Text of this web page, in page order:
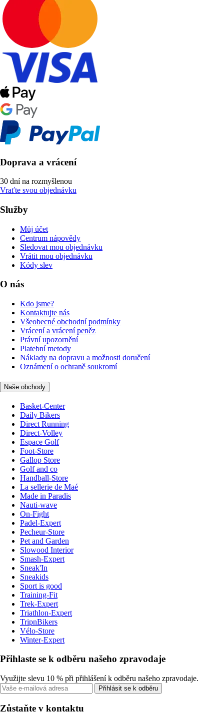
Doprava a vrácení
30 dní na rozmyšlenou
Vraťte svou objednávku
Služby
Můj účet
Centrum nápovědy
Sledovat mou objednávku
Vrátit mou objednávku
Kódy slev
O nás
Kdo jsme?
Kontaktujte nás
Všeobecné obchodní podmínky
Vrácení a vrácení peněz
Právní upozornění
Platební metody
Náklady na dopravu a možnosti doručení
Oznámení o ochraně soukromí
Naše obchody
Basket-Center
Daily Bikers
Direct Running
Direct-Volley
Espace Golf
Foot-Store
Gallop Store
Golf and co
Handball-Store
La sellerie de Maé
Made in Paradis
Nauti-wave
On-Fight
Padel-Expert
Pecheur-Store
Pet and Garden
Slowood Interior
Smash-Expert
Sneak'In
Sneakids
Sport is good
Training-Fit
Trek-Expert
Triathlon-Expert
TripnBikers
Vélo-Store
Winter-Expert
Přihlaste se k odběru našeho zpravodaje
Využijte slevu 10 % při přihlášení k odběru našeho zpravodaje.
Přihlásit se k odběru
Zůstaňte v kontaktu